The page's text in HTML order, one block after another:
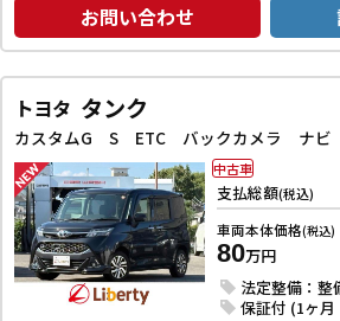
お問い合わせ
トヨタ タンク
支払総額(税込)
車両本体価格(税込)
80万円
法定整備：整
保証付 (1ヶ
中古車